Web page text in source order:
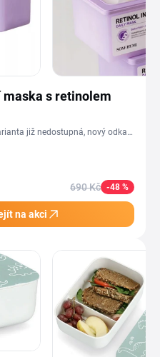
s retinolem
již nedostupná, nový odkaz
za 356
maska-some-by-mi-retinol-
tip na sadu pleťových
cenu.Já osobně tuto značku
kupovat než jednotlivě
by-mi-galactomyces-hydratacni-
ks-3fabc6c2-4145-47ab-988b-
690 Kč -48 %
na akci